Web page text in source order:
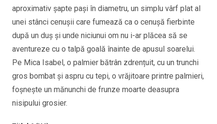
aproximativ șapte pași în diametru, un simplu vârf plat al
unei stânci cenușii care fumează ca o cenuşă fierbinte
după un duș și unde niciunui om nu i-ar plăcea să se
aventureze cu o talpă goală înainte de apusul soarelui.
Pe Mica Isabel, o palmier bătrân zdrențuit, cu un trunchi
gros bombat și aspru cu tepi, o vrăjitoare printre palmieri,
foșnește un mănunchi de frunze moarte deasupra
nisipului grosier.